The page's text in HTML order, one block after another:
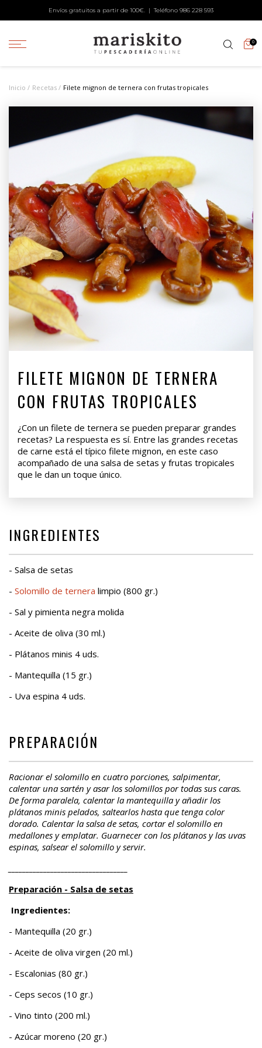
Envíos gratuitos a partir de 100€. | Teléfono 986 228 593
0
Inicio Recetas Filete mignon de ternera con frutas tropicales
FILETE MIGNON DE TERNERA
CON FRUTAS TROPICALES
¿Con un filete de ternera se pueden preparar grandes
recetas? La respuesta es sí. Entre las grandes recetas
de carne está el típico filete mignon, en este caso
acompañado de una salsa de setas y frutas tropicales
que le dan un toque único.
INGREDIENTES
- Salsa de setas
- Solomillo de ternera limpio (800 gr.)
- Sal y pimienta negra molida
- Aceite de oliva (30 ml.)
- Plátanos minis 4 uds.
- Mantequilla (15 gr.)
- Uva espina 4 uds.
PREPARACIÓN
Racionar el solomillo en cuatro porciones, salpimentar,
calentar una sartén y asar los solomillos por todas sus caras.
De forma paralela, calentar la mantequilla y añadir los
plátanos minis pelados, saltearlos hasta que tenga color
dorado. Calentar la salsa de setas, cortar el solomillo en
medallones y emplatar. Guarnecer con los plátanos y las uvas
espinas, salsear el solomillo y servir.
Preparación - Salsa de setas
Ingredientes:
- Mantequilla (20 gr.)
- Aceite de oliva virgen (20 ml.)
- Escalonias (80 gr.)
- Ceps secos (10 gr.)
- Vino tinto (200 ml.)
- Azúcar moreno (20 gr.)